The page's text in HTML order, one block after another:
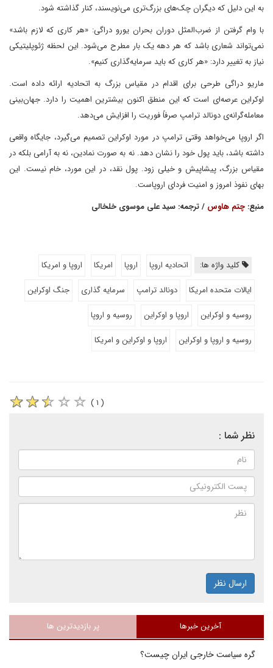
به این دلیل که دیگران چک‌های بزرگ‌تری می‌نویسند، کنار گذاشته شود.
با وام گرفتن از ضرب‌المثل دوران بحران یورو دراگی: «هر کاری که لازم باشد»
نمی‌تواند شعاری باشد که هر دهه یک بار مطرح می‌شود. این لحظه ژئوپلیتیکی
نیاز به تغییر دارد: «هر کاری که باید سرمایه‌گذاری کنیم».
ماریو دراگی طرحی برای اقدام در مقیاس بزرگ به اتحادیه ارائه داده است.
اوکراین عرصه‌ای است که این منطق اکنون بیشترین اهمیت را دارد. جهان‌بینی
معامله‌گرانه‌ی دونالد ترامپ صرفاً فوریت را افزایش می‌دهد.
اگر اروپا می‌خواهد وقتی ترامپ در مورد اوکراین تصمیم می‌گیرد، جایگاه واقعی
داشته باشد، باید پول خود را نشان دهد. نه به صورت نمادین، نه به آرامی بلکه در
مقیاس بزرگ، پیشاپیش و خیلی زود. پول نقد، در این مورد، خام نیست. این
بهای نفوذ امروز و امنیت فردای اروپاست.
منبع: چتم هاوس / ترجمه: سید علی موسوی خلخالی
کلید واژه ها: اتحادیه اروپا اروپا امریکا
اروپا و امریکا
ایالات متحده امریکا
دونالد ترامپ سرمایه گذاری
جنگ اوکراین
روسیه و اوکراین
اروپا و اوکراین
روسیه و اروپا
روسیه و اروپا و اوکراین
اروپا و اوکراین و امریکا
( ۱ )
نظر شما :
ارسال نظر
آخرین خبرها پر بازدیدترین ها
گره سیاست خارجی ایران چیست؟